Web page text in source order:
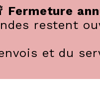
Fermeture
restent
et du